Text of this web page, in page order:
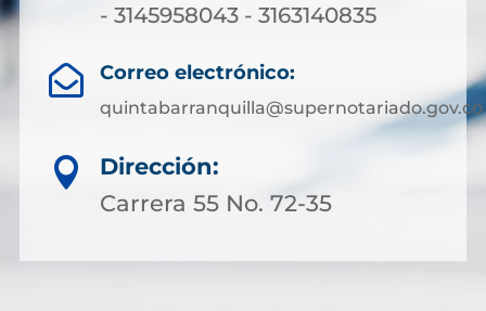
- 3145958043 - 3163140835
 Correo electrónico:
quintabarranquilla@supernotariado.gov.co

Dirección:
Carrera 55 No. 72-35